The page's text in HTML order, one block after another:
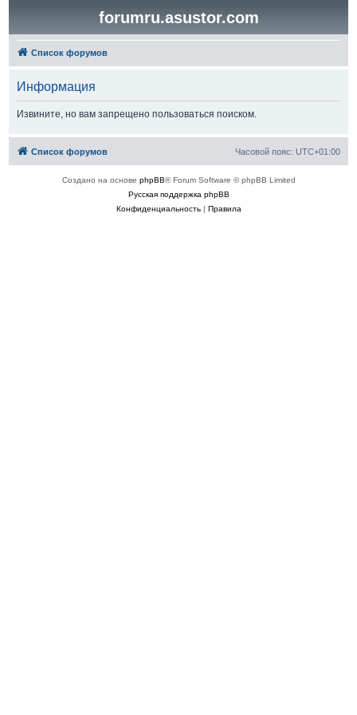
forumru.asustor.com
Список форумов
Информация
Извините, но вам запрещено пользоваться поиском.
Список форумов Часовой пояс: UTC+01:00
Создано на основе phpBB® Forum Software © phpBB Limited
Русская поддержка phpBB
Конфиденциальность| Правила